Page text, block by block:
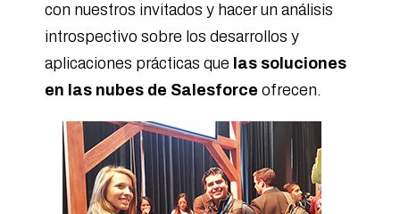
con nuestros invitados y hacer un análisis
introspectivo sobre los desarrollos y
aplicaciones prácticas que las soluciones
en las nubes de Salesforce ofrecen.